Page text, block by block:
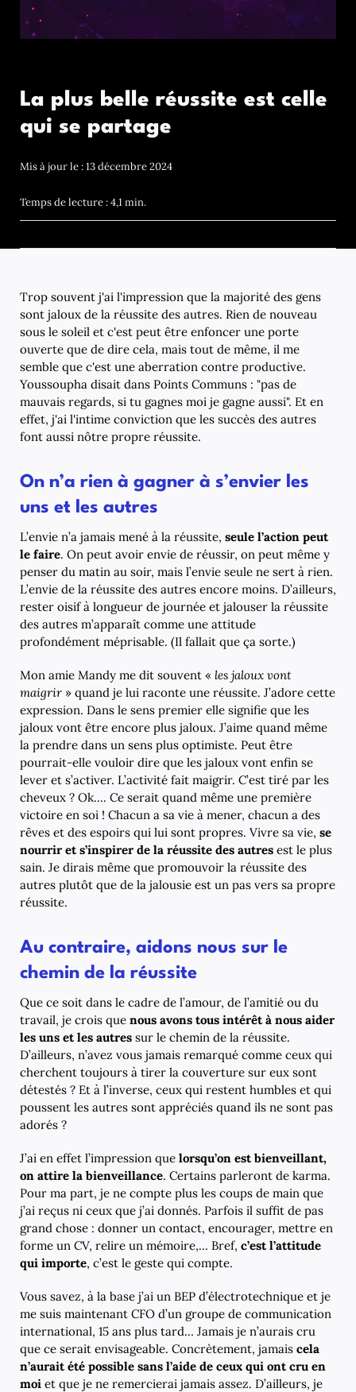
La plus belle réussite est celle
qui se partage
Mis à jour le : 13 décembre 2024
Temps de lecture : 4,1 min.
Trop souvent j'ai l'impression que la majorité des gens
sont jaloux de la réussite des autres. Rien de nouveau
sous le soleil et c'est peut être enfoncer une porte
ouverte que de dire cela, mais tout de même, il me
semble que c'est une aberration contre productive.
Youssoupha disait dans Points Communs : "pas de
mauvais regards, si tu gagnes moi je gagne aussi". Et en
effet, j'ai l'intime conviction que les succès des autres
font aussi nôtre propre réussite.
On n’a rien à gagner à s’envier les
uns et les autres
L’envie n’a jamais mené à la réussite, seule l’action peut
le faire. On peut avoir envie de réussir, on peut même y
penser du matin au soir, mais l’envie seule ne sert à rien.
L’envie de la réussite des autres encore moins. D’ailleurs,
rester oisif à longueur de journée et jalouser la réussite
des autres m’apparaît comme une attitude
profondément méprisable. (Il fallait que ça sorte.)
Mon amie Mandy me dit souvent « les jaloux vont
maigrir » quand je lui raconte une réussite. J’adore cette
expression. Dans le sens premier elle signifie que les
jaloux vont être encore plus jaloux. J’aime quand même
la prendre dans un sens plus optimiste. Peut être
pourrait-elle vouloir dire que les jaloux vont enfin se
lever et s’activer. L’activité fait maigrir. C’est tiré par les
cheveux ? Ok…. Ce serait quand même une première
victoire en soi ! Chacun a sa vie à mener, chacun a des
rêves et des espoirs qui lui sont propres. Vivre sa vie, se
nourrir et s’inspirer de la réussite des autres est le plus
sain. Je dirais même que promouvoir la réussite des
autres plutôt que de la jalousie est un pas vers sa propre
réussite.
Au contraire, aidons nous sur le
chemin de la réussite
Que ce soit dans le cadre de l’amour, de l’amitié ou du
travail, je crois que nous avons tous intérêt à nous aider
les uns et les autres sur le chemin de la réussite.
D’ailleurs, n’avez vous jamais remarqué comme ceux qui
cherchent toujours à tirer la couverture sur eux sont
détestés ? Et à l’inverse, ceux qui restent humbles et qui
poussent les autres sont appréciés quand ils ne sont pas
adorés ?
J’ai en effet l’impression que lorsqu’on est bienveillant,
on attire la bienveillance. Certains parleront de karma.
Pour ma part, je ne compte plus les coups de main que
j’ai reçus ni ceux que j’ai donnés. Parfois il suffit de pas
grand chose : donner un contact, encourager, mettre en
forme un CV, relire un mémoire,… Bref, c’est l’attitude
qui importe, c’est le geste qui compte.
Vous savez, à la base j’ai un BEP d’électrotechnique et je
me suis maintenant CFO d’un groupe de communication
international, 15 ans plus tard… Jamais je n’aurais cru
que ce serait envisageable. Concrètement, jamais cela
n’aurait été possible sans l’aide de ceux qui ont cru en
moi et que je ne remercierai jamais assez. D’ailleurs, je